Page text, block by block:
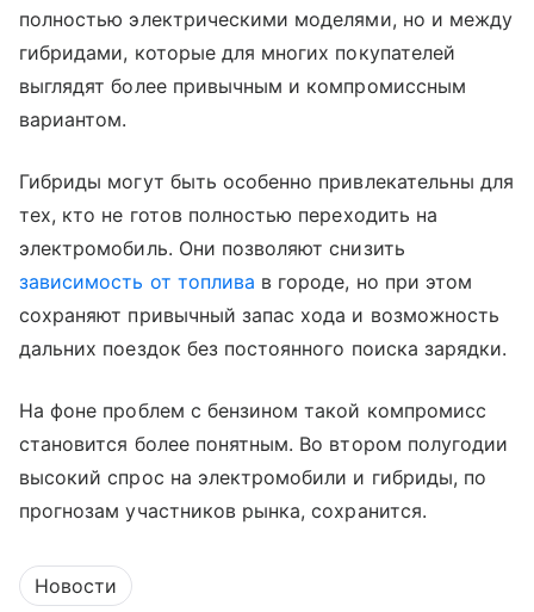
полностью электрическими моделями, но и между
гибридами, которые для многих покупателей
выглядят более привычным и компромиссным
вариантом.
Гибриды могут быть особенно привлекательны для
тех, кто не готов полностью переходить на
электромобиль. Они позволяют снизить
зависимость от топлива в городе, но при этом
сохраняют привычный запас хода и возможность
дальних поездок без постоянного поиска зарядки.
На фоне проблем с бензином такой компромисс
становится более понятным. Во втором полугодии
высокий спрос на электромобили и гибриды, по
прогнозам участников рынка, сохранится.
Новости